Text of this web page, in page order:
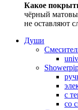
Какое
чёрный
не оставляют
Души
с
со